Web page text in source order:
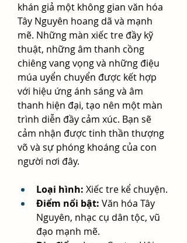
khán giả một không gian văn hóa
Tây Nguyên hoang dã và mạnh
mẽ. Những màn xiếc tre đầy kỹ
thuật, những âm thanh cồng
chiêng vang vọng và những điệu
múa uyển chuyển được kết hợp
với hiệu ứng ánh sáng và âm
thanh hiện đại, tạo nên một màn
trình diễn đầy cảm xúc. Bạn sẽ
cảm nhận được tinh thần thượng
võ và sự phóng khoáng của con
người nơi đây.
Loại hình: Xiếc tre kể chuyện.
Điểm nổi bật: Văn hóa Tây
Nguyên, nhạc cụ dân tộc, vũ
đạo mạnh mẽ.